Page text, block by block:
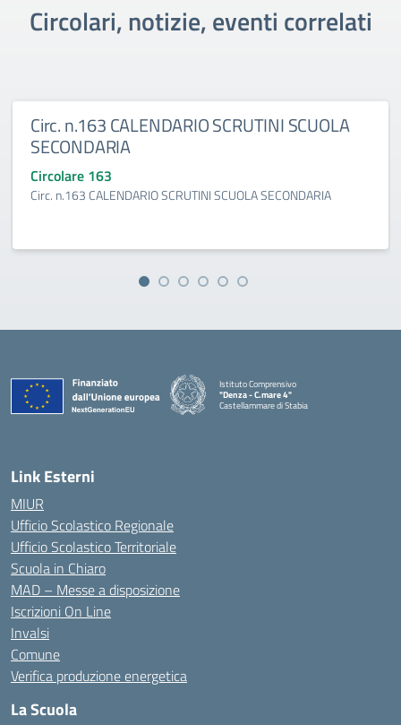
Circolari, notizie, eventi correlati
Circ. n.163 CALENDARIO SCRUTINI SCUOLA
SECONDARIA
Circolare 163
Circ. n.163 CALENDARIO SCRUTINI SCUOLA SECONDARIA
Istituto Comprensivo
"Denza - C.mare 4"
Castellammare di Stabia
Link Esterni
MIUR
Ufficio Scolastico Regionale
Ufficio Scolastico Territoriale
Scuola in Chiaro
MAD – Messe a disposizione
Iscrizioni On Line
Invalsi
Comune
Verifica produzione energetica
La Scuola